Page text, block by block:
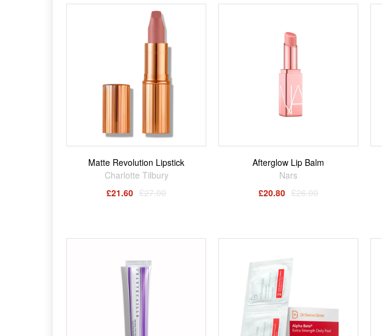
Matte Revolution Lipstick
Charlotte Tilbury
£21.60 £27.00
Afterglow Lip Balm
Nars
£20.80 £26.00